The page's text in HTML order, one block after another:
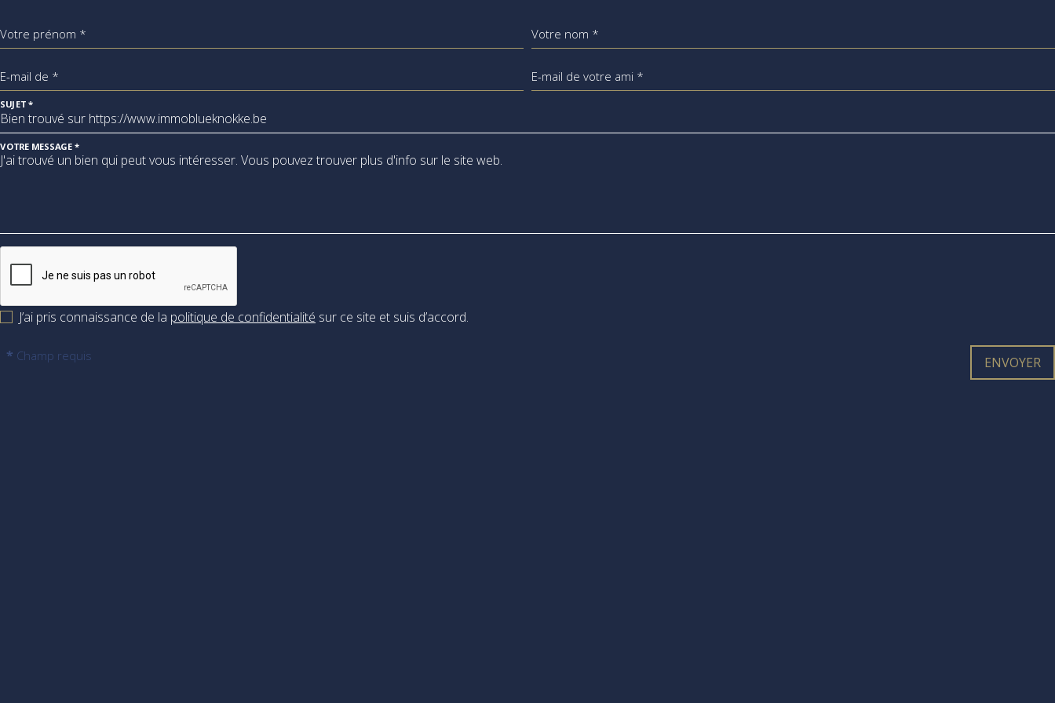
Votre prénom * Votre nom *
E-mail de * E-mail de votre ami *
SUJET *
VOTRE MESSAGE *
J’ai pris connaissance de la politique de confidentialité sur ce site et suis d’accord.
* Champ requis ENVOYER